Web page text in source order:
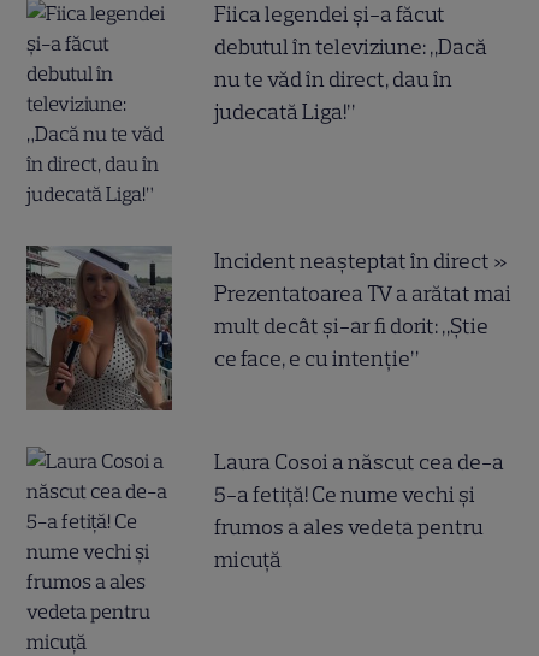
Fiica legendei și-a făcut
debutul în televiziune: „Dacă
nu te văd în direct, dau în
judecată Liga!”
Incident neașteptat în direct »
Prezentatoarea TV a arătat mai
mult decât și-ar fi dorit: „Știe
ce face, e cu intenție”
Laura Cosoi a născut cea de-a
5-a fetiță! Ce nume vechi și
frumos a ales vedeta pentru
micuță